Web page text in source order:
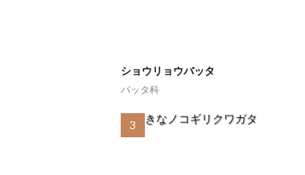
ショウリョウバッタ
バッタ科